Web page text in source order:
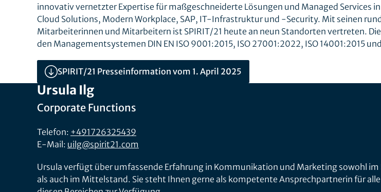
innovativ vernetzter Expertise für maßgeschneiderte Lösungen und Managed Services
Cloud Solutions, Modern Workplace, SAP, IT-Infrastruktur und -Security. Mit seinen
Mitarbeiterinnen und Mitarbeitern ist SPIRIT/21 heute an neun Standorten vertreten. Die
den Managementsystemen DIN EN ISO 9001:2015, ISO 27001:2022, ISO 14001:2015
SPIRIT/21 Presseinformation vom 1. April 2025
Ursula Ilg
Corporate Functions
Telefon: +491726325439
E-Mail: uilg@spirit21.com
Ursula verfügt über umfassende Erfahrung in Kommunikation und Marketing sowohl
als auch im Mittelstand. Sie steht Ihnen gerne als kompetente Ansprechpartnerin für